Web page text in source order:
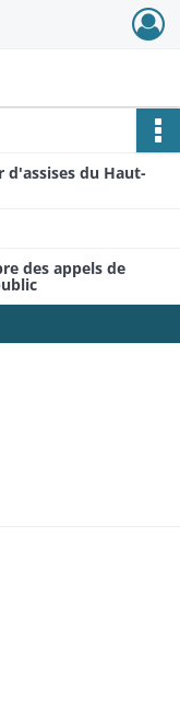
d'assises du Haut-
des appels de